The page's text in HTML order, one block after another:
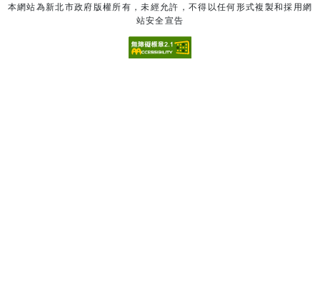
本網站為新北市政府版權所有，未經允許，不得以任何形式複製和採用網
站安全宣告